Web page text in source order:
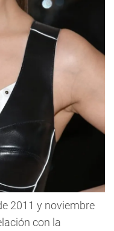
2011 y noviembre
con la